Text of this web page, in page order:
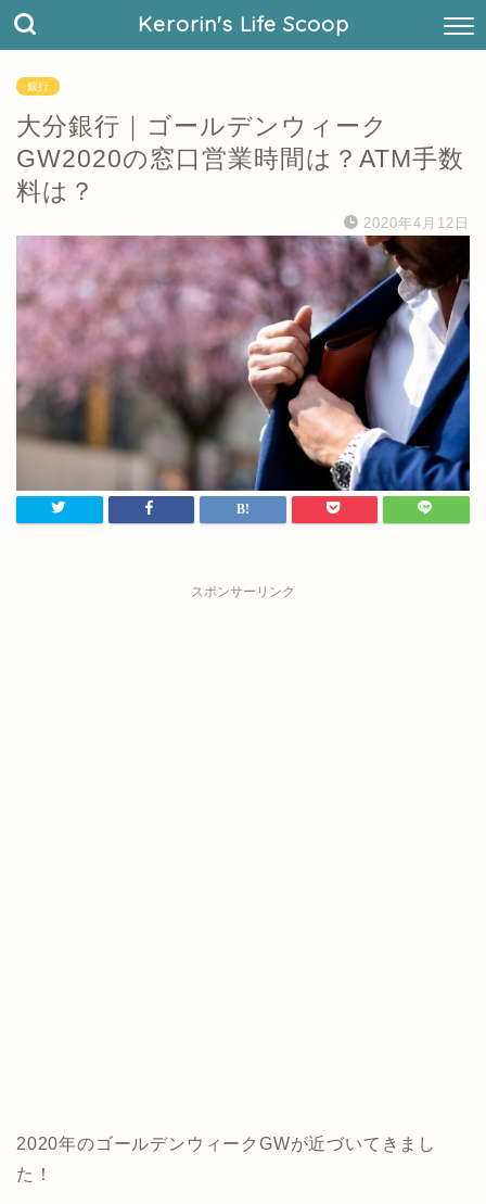
Kerorin's Life Scoop
銀行
大分銀行｜ゴールデンウィーク
GW2020の窓口営業時間は？ATM手数
料は？
2020年4月12日
スポンサーリンク
2020年のゴールデンウィークGWが近づいてきまし
た！